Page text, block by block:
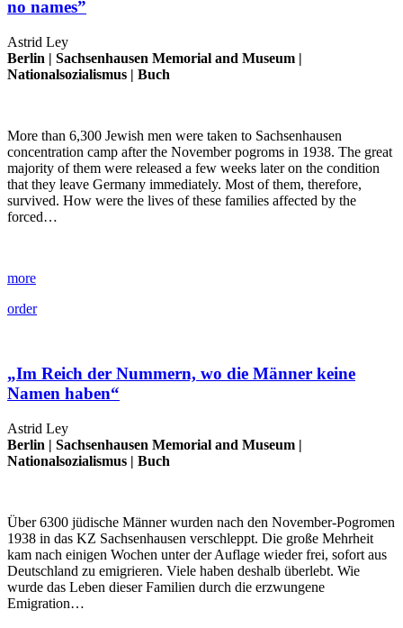
no names”
Astrid Ley
Berlin | Sachsenhausen Memorial and Museum |
Nationalsozialismus | Buch
More than 6,300 Jewish men were taken to Sachsenhausen
concentration camp after the November pogroms in 1938. The great
majority of them were released a few weeks later on the condition
that they leave Germany immediately. Most of them, therefore,
survived. How were the lives of these families affected by the
forced…
more
order
„Im Reich der Nummern, wo die Männer keine
Namen haben“
Astrid Ley
Berlin | Sachsenhausen Memorial and Museum |
Nationalsozialismus | Buch
Über 6300 jüdische Männer wurden nach den November-Pogromen
1938 in das KZ Sachsenhausen verschleppt. Die große Mehrheit
kam nach einigen Wochen unter der Auflage wieder frei, sofort aus
Deutschland zu emigrieren. Viele haben deshalb überlebt. Wie
wurde das Leben dieser Familien durch die erzwungene
Emigration…